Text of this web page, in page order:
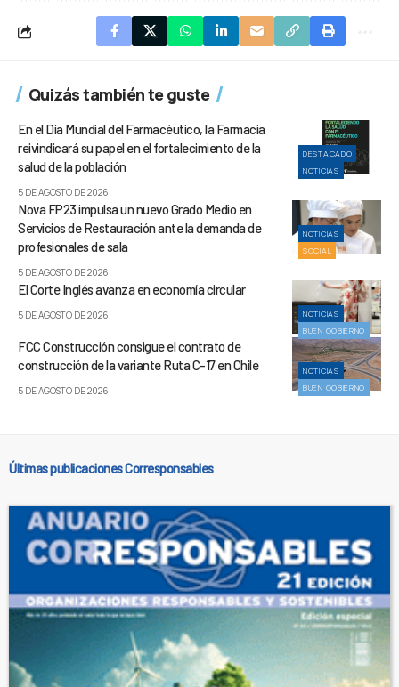
Quizás también te guste
DESTACADO
NOTICIAS
En el Día Mundial del Farmacéutico, la Farmacia
reivindicará su papel en el fortalecimiento de la
salud de la población
5 DE AGOSTO DE 2026
NOTICIAS
SOCIAL
Nova FP23 impulsa un nuevo Grado Medio en
Servicios de Restauración ante la demanda de
profesionales de sala
5 DE AGOSTO DE 2026
NOTICIAS
BUEN GOBIERNO
El Corte Inglés avanza en economía circular
5 DE AGOSTO DE 2026
NOTICIAS
BUEN GOBIERNO
FCC Construcción consigue el contrato de
construcción de la variante Ruta C-17 en Chile
5 DE AGOSTO DE 2026
Últimas publicaciones Corresponsables